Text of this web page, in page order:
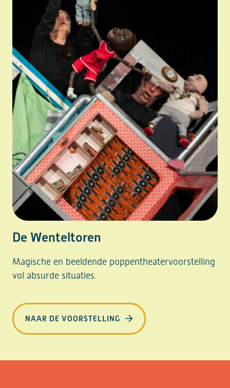
De Wenteltoren
Magische en beeldende poppentheatervoorstelling
vol absurde situaties.
NAAR DE VOORSTELLING